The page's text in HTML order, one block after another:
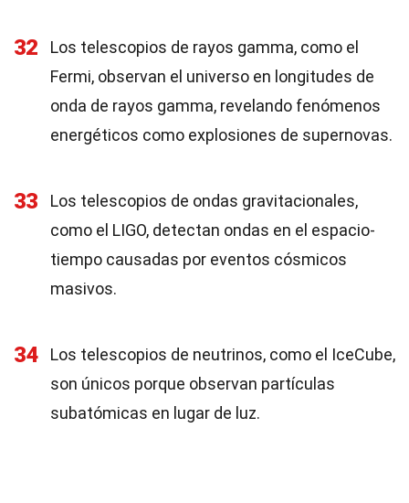
32
Los telescopios de rayos gamma, como el
Fermi, observan el universo en longitudes de
onda de rayos gamma, revelando fenómenos
energéticos como explosiones de supernovas.
33
Los telescopios de ondas gravitacionales,
como el LIGO, detectan ondas en el espacio-
tiempo causadas por eventos cósmicos
masivos.
34
Los telescopios de neutrinos, como el IceCube,
son únicos porque observan partículas
subatómicas en lugar de luz.